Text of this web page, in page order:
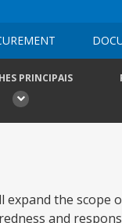
PRINCIPAIS
expand the
and